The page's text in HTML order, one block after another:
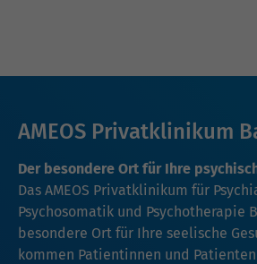
AMEOS Privatklinikum
Der besondere Ort für Ihre
Das AMEOS Privatklinikum für
Psychosomatik und Psychotherapie
besondere Ort für Ihre seelische
kommen Patientinnen und